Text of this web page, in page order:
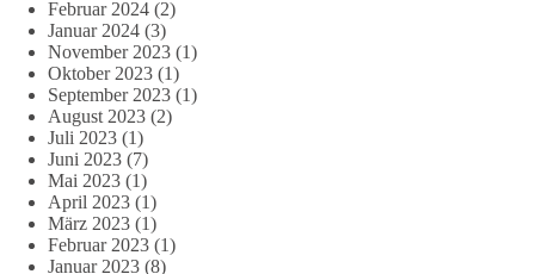
Februar 2024 (2)
Januar 2024 (3)
November 2023 (1)
Oktober 2023 (1)
September 2023 (1)
August 2023 (2)
Juli 2023 (1)
Juni 2023 (7)
Mai 2023 (1)
April 2023 (1)
März 2023 (1)
Februar 2023 (1)
Januar 2023 (8)